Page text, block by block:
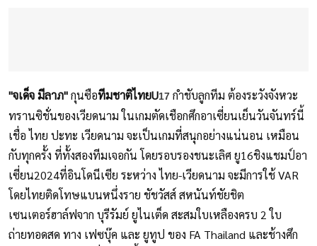
"จเด็จ มีลาภ"กุนซือทีมชาติไทยU17 กำชับลูกทีม ต้องระวังจังหวะ
ทรานซิชั่นของเวียดนาม ในเกมตัดเชือกศึกอาเซี่ยนเย็นวันจันทร์นี้
เชื่อ ไทย ปะทะ เวียดนาม จะเป็นเกมที่สนุกอย่างแน่นอน เหมือน
กับทุกครั้ง ที่ทั้งสองทีมเจอกัน โดยรอบรองชนะเลิศ ยู16ชิงแชมป์อา
เซี่ยน2024ที่อินโดนีเซีย ระหว่าง ไทย-เวียดนาม จะมีการใช้ VAR
โดยไทยติดโทษแบนหนึ่งราย ชัชวัสส์ สหนันท์ชัยชิต
เซนเตอร์ฮาล์ฟจาก บุรีรัมย์ ยูไนเต็ด สะสมใบเหลืองครบ 2 ใบ
ถ่ายทอดสด ทาง เฟซบุ๊ค และ ยูทูป ของ FA Thailand และช้างศึก